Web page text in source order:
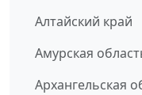
Алтайский край
Амурская
Архангельская